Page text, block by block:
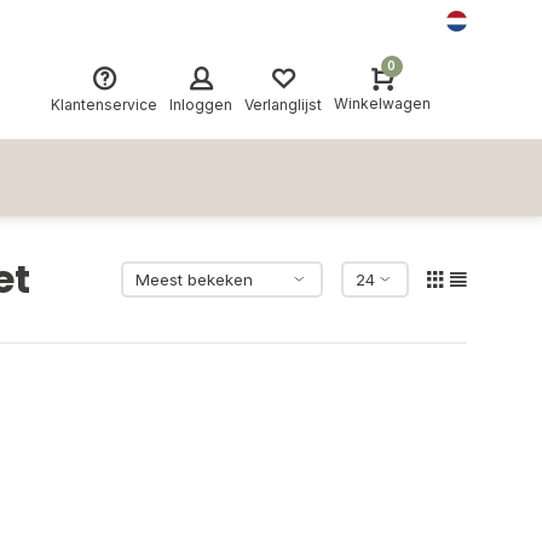
Klantenservice Inloggen Verlanglijst
0
Winkelwagen